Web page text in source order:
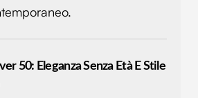
50: Eleganza Senza Età E Stile